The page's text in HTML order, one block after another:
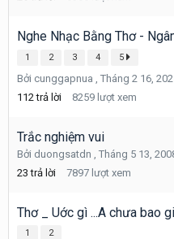
Nghe Nhạc Bằng Thơ -
1 2 3 4 5
Bởi cunggapnua , Tháng 2 16,
112 trả lời 8259 lượt xem
Trắc nghiệm vui
Bởi duongsatdn , Tháng 5 13,
23 trả lời 7897 lượt xem
Thơ _ Uớc gì ...A chưa bao
1 2